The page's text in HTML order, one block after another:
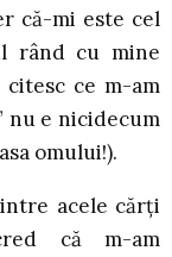
că-mi este cel
rând cu mine
ce m-am
nu e nicidecum
omului!).
acele cărți
că m-am